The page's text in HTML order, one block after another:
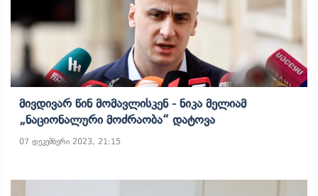
Მივდივარ Წინ Მომავლისკენ - Ნიკა Მელიამ
„ნაციონალური Მოძრაობა“ Დატოვა
07 დეკემბერი 2023, 21:15